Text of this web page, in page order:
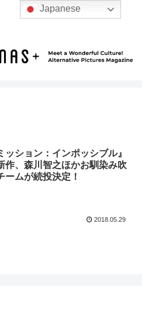
ッション：インポッシブル』
作、森川智之ほかお馴染み吹
ームが続投決定！
2018.05.29
Japanese